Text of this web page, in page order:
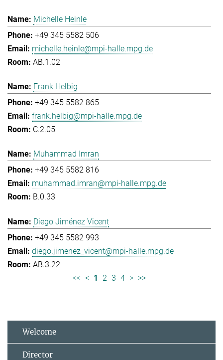
Michelle Heinle
+49 345 5582 506
michelle.heinle@mpi-halle.mpg.de
AB.1.02
Frank Helbig
+49 345 5582 865
frank.helbig@mpi-halle.mpg.de
C.2.05
Muhammad Imran
+49 345 5582 816
muhammad.imran@mpi-halle.mpg.de
B.0.33
Diego Jiménez Vicent
+49 345 5582 993
diego.jimenez_vicent@mpi-halle.mpg.de
AB.3.22
<< < 1 2 3 4 > >>
Welcome
Director